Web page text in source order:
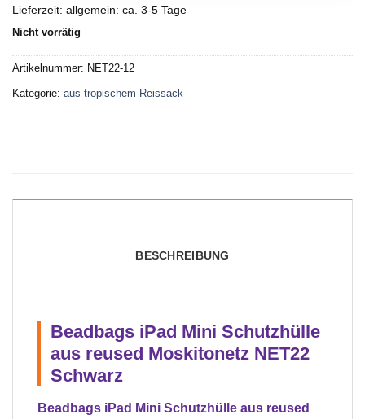
Lieferzeit: allgemein: ca. 3-5 Tage
Nicht vorrätig
Artikelnummer: NET22-12
Kategorie: aus tropischem Reissack
BESCHREIBUNG
Beadbags iPad Mini Schutzhülle
aus reused Moskitonetz NET22
Schwarz
Beadbags iPad Mini Schutzhülle aus reused